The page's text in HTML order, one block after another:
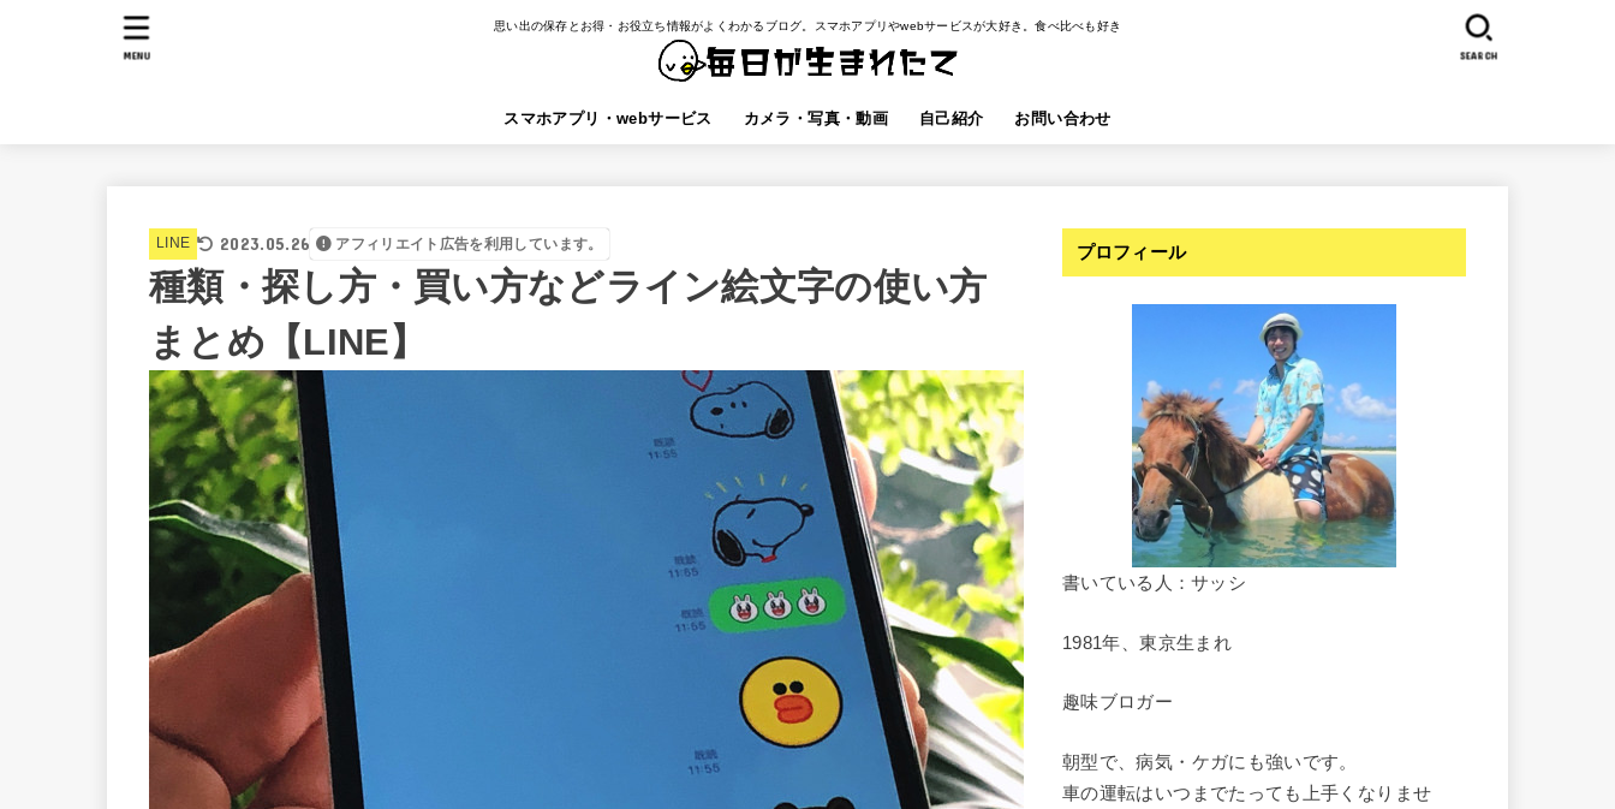
思い出の保存とお得・お役立ち情報がよくわかるブログ。スマホアプリやwebサービスが大好き。食べ比べも好き
スマホアプリ・webサービス カメラ・写真・動画 自己紹介 お問い合わせ
SEARCH
MENU
LINE 2023.05.26 アフィリエイト広告を利用しています。
種類・探し方・買い方などライン絵文字の使い方
まとめ【LINE】
プロフィール
書いている人：サッシ
1981年、東京生まれ
趣味ブロガー
朝型で、病気・ケガにも強いです。
車の運転はいつまでたっても上手くなりませ